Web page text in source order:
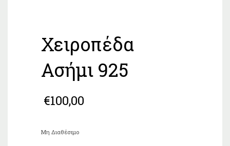
Χειροπέδα
Ασήμι 925
€100,00
Μη Διαθέσιμο